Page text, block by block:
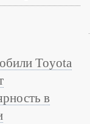
Toyota
в